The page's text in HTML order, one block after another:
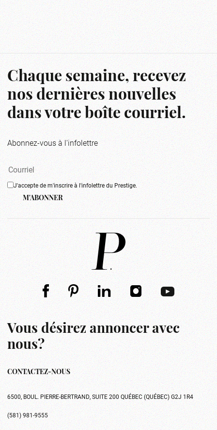
Chaque semaine, recevez
nos dernières nouvelles
dans votre boîte courriel.
Abonnez-vous à l'infolettre
J'accepte de m'inscrire à l'infolettre du Prestige.
M'ABONNER
Vous désirez annoncer avec
nous?
CONTACTEZ-NOUS
6500, BOUL. PIERRE-BERTRAND, SUITE 200 QUÉBEC (QUÉBEC) G2J 1R4
(581) 981-9555